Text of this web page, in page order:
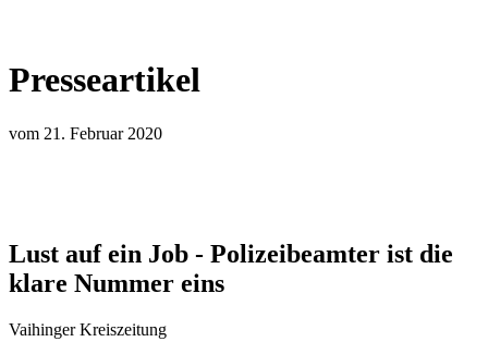
Presseartikel
vom 21. Februar 2020
Lust auf ein Job - Polizeibeamter ist die
klare Nummer eins
Vaihinger Kreiszeitung